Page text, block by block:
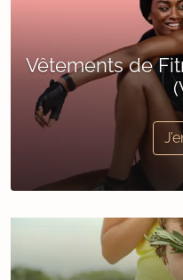
Vêtements de